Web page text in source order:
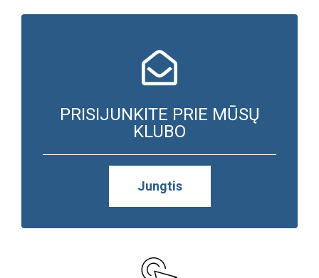
PRISIJUNKITE PRIE MŪSŲ
KLUBO
Jungtis